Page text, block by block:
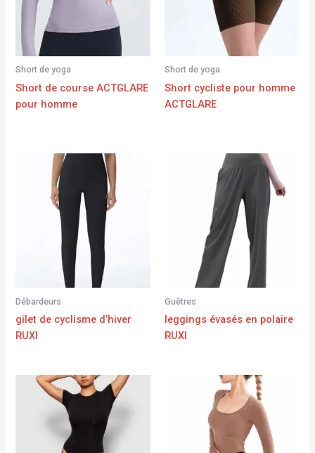
Short de yoga
Short de course ACTGLARE
pour homme
Short de yoga
Short cycliste pour homme
ACTGLARE
Débardeurs
gilet de cyclisme d’hiver
RUXI
Guêtres
leggings évasés en polaire
RUXI